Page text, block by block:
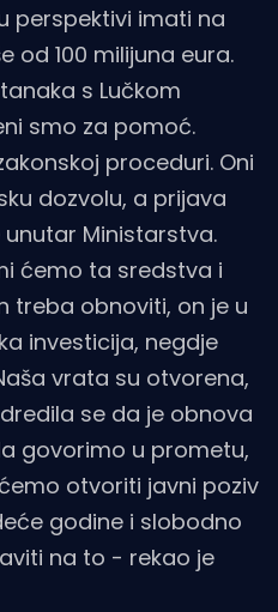
perspektivi imati na
od 100 milijuna eura.
s Lučkom
smo za pomoć.
proceduri. Oni
dozvolu, a prijava
Ministarstva.
ćemo ta sredstva i
treba obnoviti, on je u
investicija, negdje
vrata su otvorena,
se da je obnova
govorimo u prometu,
otvoriti javni poziv
godine i slobodno
na to - rekao je